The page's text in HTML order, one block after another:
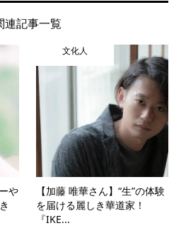
連記事一覧
や
文化人
【加藤 唯華さん】“生”の体験
を届ける麗しき華道家！
『IKE...